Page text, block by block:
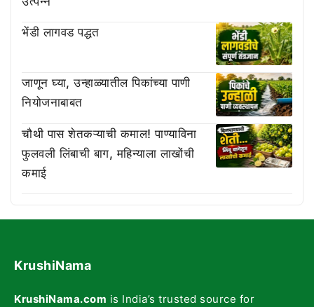
भेंडी लागवड पद्धत
जाणून घ्या, उन्हाळ्यातील पिकांच्या पाणी
नियोजनाबाबत
चौथी पास शेतकऱ्याची कमाल! पाण्याविना
फुलवली लिंबाची बाग, महिन्याला लाखोंची
कमाई
KrushiNama
KrushiNama.com is India’s trusted source for